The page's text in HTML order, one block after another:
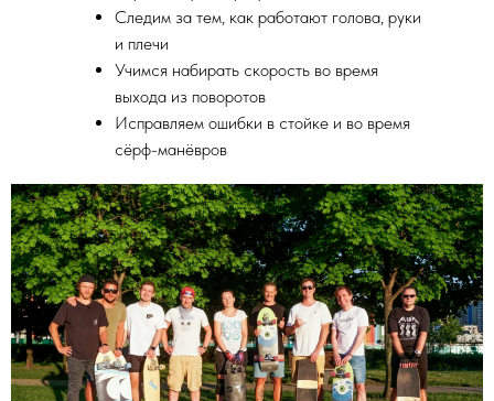
Следим за тем, как работают голова, руки
и плечи
Учимся набирать скорость во время
выхода из поворотов
Исправляем ошибки в стойке и во время
сёрф-манёвров